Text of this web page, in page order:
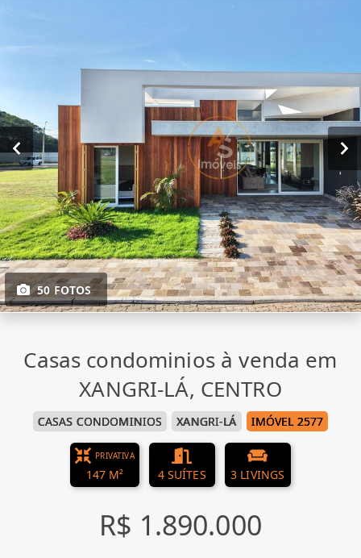
50 FOTOS
Casas condominios à venda em
XANGRI-LÁ, CENTRO
CASAS CONDOMINIOS XANGRI-LÁ IMÓVEL 2577
PRIVATIVA
147 M² 4 SUÍTES 3 LIVINGS
R$ 1.890.000